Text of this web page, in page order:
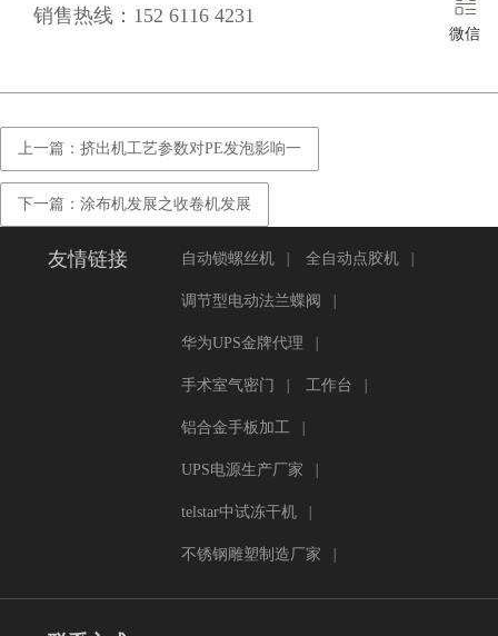
销售热线：152 6116 4231
上一篇：挤出机工艺参数对PE发泡影响一
下一篇：涂布机发展之收卷机发展
友情链接 自动锁螺丝机 全自动点胶机
调节型电动法兰蝶阀
华为UPS金牌代理
手术室气密门 工作台
铝合金手板加工
UPS电源生产厂家
telstar中试冻干机
不锈钢雕塑制造厂家
微信